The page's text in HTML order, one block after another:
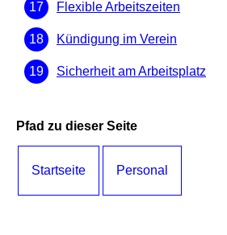
Flexible Arbeitszeiten
Kündigung im Verein
Sicherheit am Arbeitsplatz
Pfad zu dieser Seite
Startseite Personal